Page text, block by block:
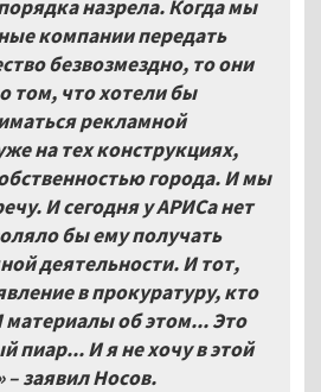
назрела. Когда мы
компании передать
безвозмездно, то они
том, что хотели бы
рекламной
на тех конструкциях,
города. И мы
И сегодня у АРИСа нет
бы ему получать
деятельности. И тот,
в прокуратуру, кто
об этом... Это
пиар... И я не хочу в этой
– заявил Носов.